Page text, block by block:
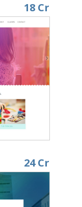
18 Cr
24 Cr